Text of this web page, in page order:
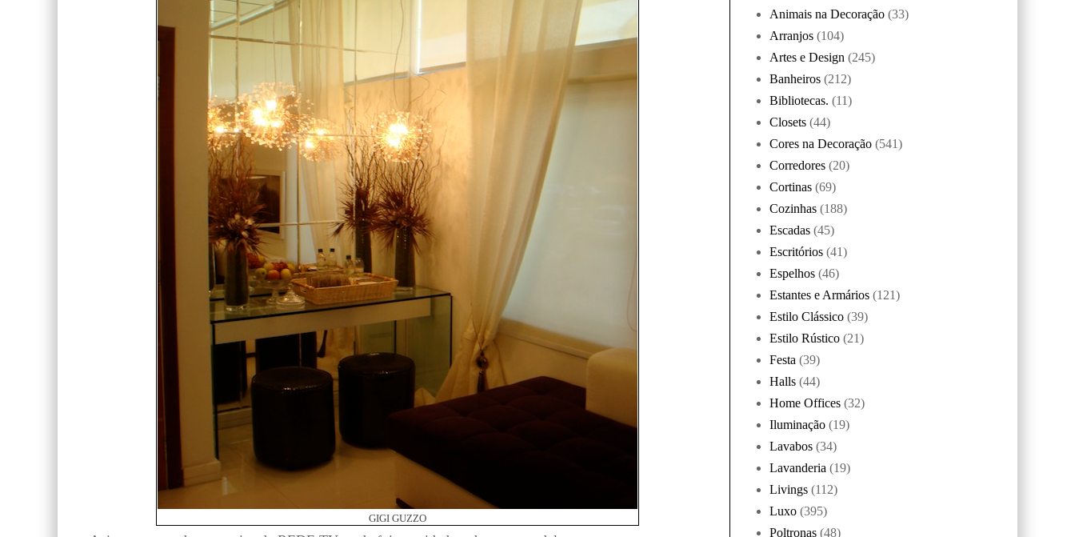
GIGI GUZZO
Animais na Decoração (33)
Arranjos (104)
Artes e Design (245)
Banheiros (212)
Bibliotecas. (11)
Closets (44)
Cores na Decoração (541)
Corredores (20)
Cortinas (69)
Cozinhas (188)
Escadas (45)
Escritórios (41)
Espelhos (46)
Estantes e Armários (121)
Estilo Clássico (39)
Estilo Rústico (21)
Festa (39)
Halls (44)
Home Offices (32)
Iluminação (19)
Lavabos (34)
Lavanderia (19)
Livings (112)
Luxo (395)
Poltronas (48)